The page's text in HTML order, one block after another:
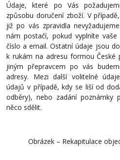
Údaje, které po Vás
způsobu doručení zboží. V
již po vás zpravidla
nám postačí, pokud vyplníte
číslo a email. Ostatní údaje jsou
k rukám na adresu formou České
jiným přepravcem po vás
adresy. Mezi další volitelné
údajů v případě, kdy se liší od
odběry), nebo zadání poznámky
něco sdělit.
Obrázek – Rekapitulace